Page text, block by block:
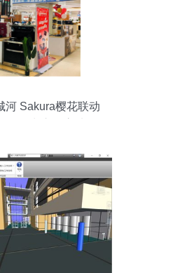
河 Sakura樱花联动